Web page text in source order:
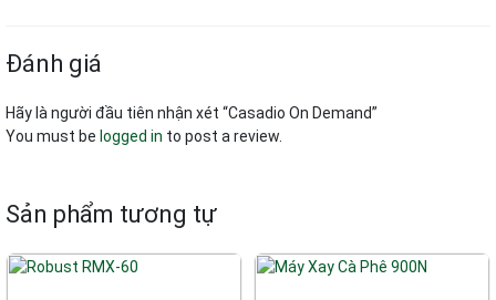
Đánh giá
Hãy là người đầu tiên nhận xét “Casadio On Demand”
You must be logged in to post a review.
Sản phẩm tương tự